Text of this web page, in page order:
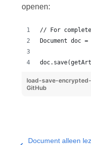
openen:
load-save-
GitHub
Document alleen